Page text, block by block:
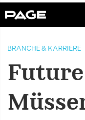
BRANCHE & KARRIERE
Future